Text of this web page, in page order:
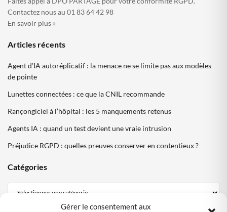
Gérer le consentement aux
Contactez nous au 01 83 64 42 98
En savoir plus »
Articles récents
Agent d’IA autoréplicatif : la menace ne se limite pas aux modèles
de pointe
Lunettes connectées : ce que la CNIL recommande
Rançongiciel à l’hôpital : les 5 manquements retenus
Agents IA : quand un test devient une vraie intrusion
Préjudice RGPD : quelles preuves conserver en contentieux ?
Catégories